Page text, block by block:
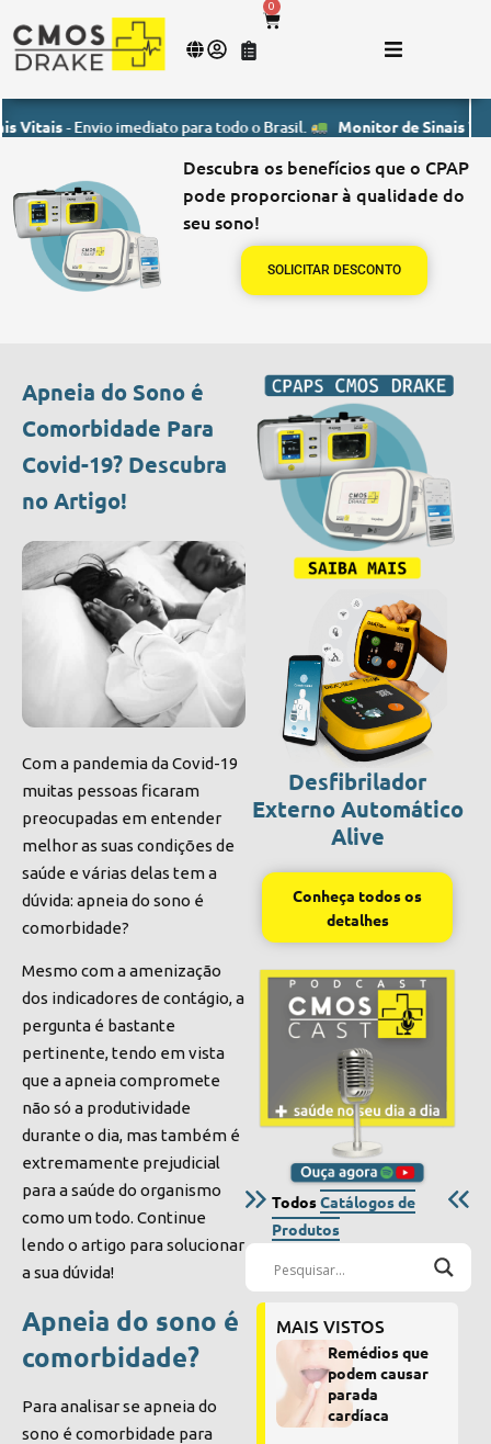
0
- Envio imediato para todo o Brasil. Monitor de Sinais Vitais-
Descubra os benefícios que o CPAP
pode proporcionar à qualidade do
seu sono!
SOLICITAR DESCONTO
Apneia do Sono é
Comorbidade Para
Covid-19? Descubra
no Artigo!
Com a pandemia da Covid-19
muitas pessoas ficaram
preocupadas em entender
melhor as suas condições de
saúde e várias delas tem a
dúvida: apneia do sono é
comorbidade?
Mesmo com a amenização
dos indicadores de contágio, a
pergunta é bastante
pertinente, tendo em vista
que a apneia compromete
não só a produtividade
durante o dia, mas também é
extremamente prejudicial
para a saúde do organismo
como um todo. Continue
lendo o artigo para solucionar
a sua dúvida!
Apneia do sono é
comorbidade?
Para analisar se apneia do
sono é comorbidade para
Desfibrilador
Externo Automático
Alive
Conheça todos os
detalhes
TodosCatálogos de
Produtos
MAIS VISTOS
Remédios que
podem causar
parada
cardíaca